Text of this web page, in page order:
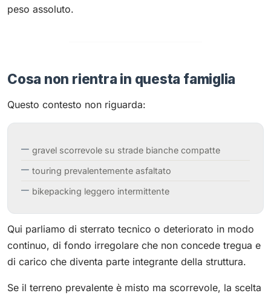
peso assoluto.
Cosa non rientra in questa famiglia
Questo contesto non riguarda:
gravel scorrevole su strade bianche compatte
touring prevalentemente asfaltato
bikepacking leggero intermittente
Qui parliamo di sterrato tecnico o deteriorato in modo
continuo, di fondo irregolare che non concede tregua e
di carico che diventa parte integrante della struttura.
Se il terreno prevalente è misto ma scorrevole, la scelta